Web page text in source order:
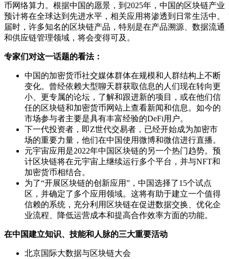
币网络算力。根据中国的愿景，到2025年，中国的区块链产业
预计将在全球达到先进水平，相关应用将渗透到日常生活中。
届时，许多知名的区块链产品，特别是在产品溯源、数据流通
和供应链管理领域，将会变得可及。
专家们对这一话题的看法：
中国的加密货币社交媒体群体在规模和人群结构上不断
变化。曾经依赖大型聊天群获取信息的人们现在转向更
小、更专属的论坛，了解和跟进新的项目，或在他们信
任的区块链和加密货币网站上查看新闻和信息。如今的
市场参与者主要是具有丰富经验的DeFi用户。
下一代投资者，即Z世代交易者，已经开始成为加密市
场的重要力量，他们在中国使用微博和微信进行直播。
元宇宙应用是2022年中国区块链的另一个热门趋势。预
计区块链将在元宇宙上继续运行多个平台，并与NFT和
加密货币相结合。
为了“开展区块链的创新应用”，中国选择了15个试点
区，并确定了多个应用领域。这将有助于建立一个值得
信赖的系统，充分利用区块链在促进数据交换、优化企
业流程、降低运营成本和提高合作效率方面的功能。
在中国建立知识、技能和人脉的三大重要活动
北京国际大数据与区块链大会